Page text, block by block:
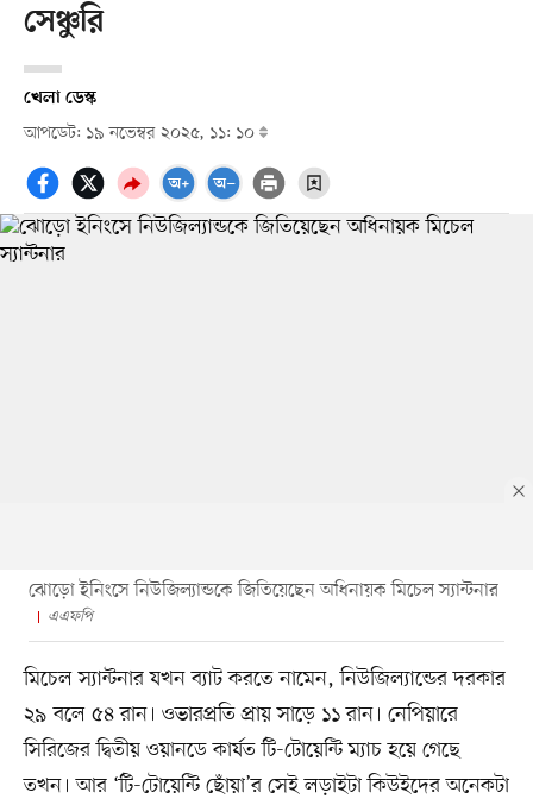
সেঞ্চুরি
খেলা ডেস্ক
আপডেট: ১৯ নভেম্বর ২০২৫, ১১: ১০
ঝোড়ো ইনিংসে নিউজিল্যান্ডকে জিতিয়েছেন অধিনায়ক মিচেল স্যান্টনার
এএফপি
মিচেল স্যান্টনার যখন ব্যাট করতে নামেন, নিউজিল্যান্ডের দরকার
২৯ বলে ৫৪ রান। ওভারপ্রতি প্রায় সাড়ে ১১ রান। নেপিয়ারে
সিরিজের দ্বিতীয় ওয়ানডে কার্যত টি-টোয়েন্টি ম্যাচ হয়ে গেছে
তখন। আর ‘টি-টোয়েন্টি ছোঁয়া’র সেই লড়াইটা কিউইদের অনেকটা